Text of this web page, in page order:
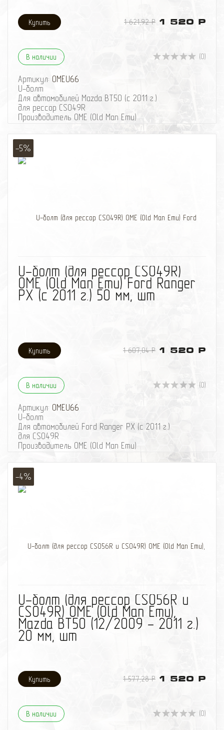
1 621,92 Р 1 520 Р
В наличии (0)
Артикул: OMEU66
U-болт
Для автомобилей Mazda BT50 (с 2011 г.)
для рессор CS049R
Производитель OME (Old Man Emu)
-5%
U-болт (для рессор CS049R)
OME (Old Man Emu) Ford Ranger
PX (с 2011 г.) 50 мм, шт
1 607,04 Р 1 520 Р
В наличии (0)
Артикул: OMEU66
U-болт
Для автомобилей Ford Ranger PX (с 2011 г.)
для CS049R
Производитель OME (Old Man Emu)
-4%
U-болт (для рессор CS056R и
CS049R) OME (Old Man Emu),
Mazda BT50 (12/2009 - 2011 г.)
20 мм, шт
1 577,28 Р 1 520 Р
В наличии (0)